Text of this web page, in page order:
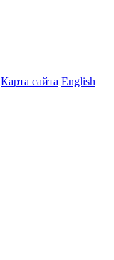
Карта сайта English